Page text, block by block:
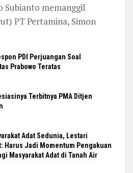
Subianto memanggil
PT Pertamina, Simon
PDI Perjuangan Soal
Prabowo Teratas
Terbitnya PMA Ditjen
Adat Sedunia, Lestari
Harus Jadi Momentum Pengakuan
Masyarakat Adat di Tanah Air